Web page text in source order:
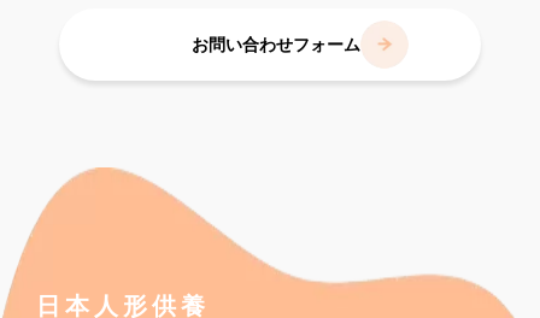
お問い合わせフォーム
日本人形供養